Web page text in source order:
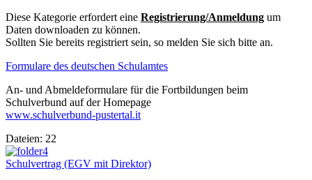
Diese Kategorie erfordert eine Registrierung/Anmeldung um
Daten downloaden zu können.
Sollten Sie bereits registriert sein, so melden Sie sich bitte an.
Formulare des deutschen Schulamtes
An- und Abmeldeformulare für die Fortbildungen beim
Schulverbund auf der Homepage
www.schulverbund-pustertal.it
Dateien: 22
Schulvertrag (EGV mit Direktor)